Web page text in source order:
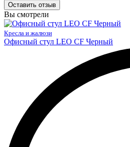
Оставить отзыв
Вы смотрели
Кресла и жалюзи
Офисный стул LEO CF Черный